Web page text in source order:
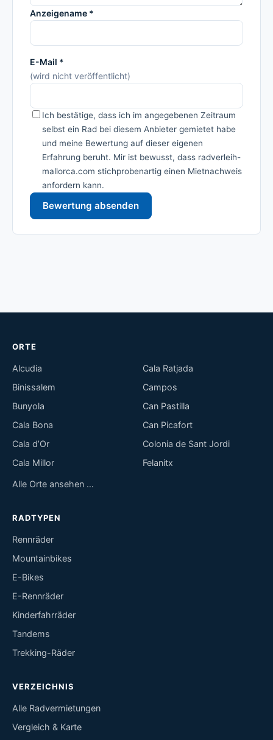
Anzeigename *
E-Mail *
(wird nicht veröffentlicht)
Ich bestätige, dass ich im angegebenen Zeitraum
selbst ein Rad bei diesem Anbieter gemietet habe
und meine Bewertung auf dieser eigenen
Erfahrung beruht. Mir ist bewusst, dass radverleih-
mallorca.com stichprobenartig einen Mietnachweis
anfordern kann.
Bewertung absenden
ORTE
Alcudia
Binissalem
Bunyola
Cala Bona
Cala d’Or
Cala Millor
Cala Ratjada
Campos
Can Pastilla
Can Picafort
Colonia de Sant Jordi
Felanitx
Alle Orte ansehen …
RADTYPEN
Rennräder
Mountainbikes
E-Bikes
E-Rennräder
Kinderfahrräder
Tandems
Trekking-Räder
VERZEICHNIS
Alle Radvermietungen
Vergleich & Karte